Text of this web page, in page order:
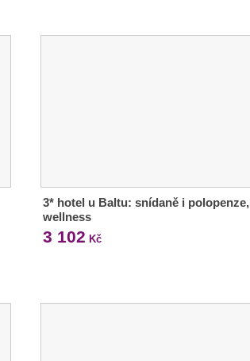
3* hotel u Baltu: snídaně i polopenze,
wellness
3 102 Kč